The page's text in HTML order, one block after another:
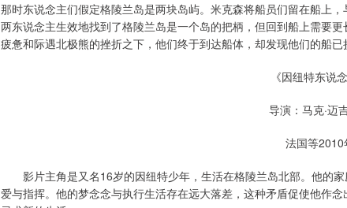
那时东说念主们假定格陵兰岛是两块岛屿。米克森将船员们留在船上
两东说念主生效地找到了格陵兰岛是一个岛的把柄，但回到船上需要
疲惫和际遇北极熊的挫折之下，他们终于到达船体，却发现他们的船
《因纽特东说
导演：马克·迈
法国等2010
影片主角是又名16岁的因纽特少年，生活在格陵兰岛北部。他的
爱与指挥。他的梦念念与执行生活存在远大落差，这种矛盾促使他作